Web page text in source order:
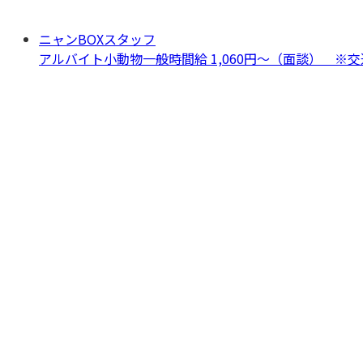
ニャンBOXスタッフ
アルバイト小動物一般時間給 1,060円〜（面談） ※交